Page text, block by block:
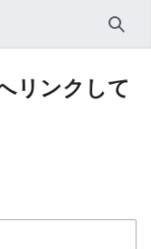
検索
リンクして